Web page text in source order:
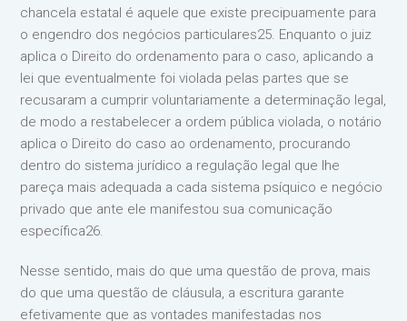
chancela estatal é aquele que existe precipuamente para
o engendro dos negócios particulares25. Enquanto o juiz
aplica o Direito do ordenamento para o caso, aplicando a
lei que eventualmente foi violada pelas partes que se
recusaram a cumprir voluntariamente a determinação legal,
de modo a restabelecer a ordem pública violada, o notário
aplica o Direito do caso ao ordenamento, procurando
dentro do sistema jurídico a regulação legal que lhe
pareça mais adequada a cada sistema psíquico e negócio
privado que ante ele manifestou sua comunicação
específica26.
Nesse sentido, mais do que uma questão de prova, mais
do que uma questão de cláusula, a escritura garante
efetivamente que as vontades manifestadas nos